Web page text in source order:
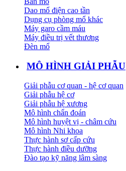
Dao mổ điện cao tần
Dụng cụ phòng mổ khác
Máy garo cầm máu
Máy điều trị vết thương
Đèn mổ
MÔ HÌNH GIẢI PHẪU
Giải phẫu cơ quan - hệ cơ quan
Giải phẫu hệ cơ
Giải phẫu hệ xương
Mô hình chẩn đoán
Mô hình huyệt vị - châm cứu
Mô hình Nhi khoa
Thực hành sơ cấp cứu
Thực hành điều dưỡng
Đào tạo kỹ năng lâm sàng